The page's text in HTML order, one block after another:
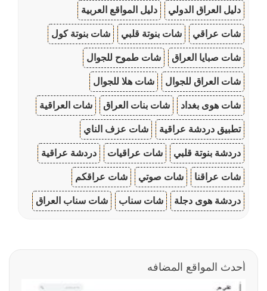
دليل العراق الدولي دليل المواقع العربية
شات عراقي شات بنوتة قلبي شات بنوتة كول
شات صبايا العراق شات طموح للجوال
شات العراق للجوال شات هلا للجوال
شات هوى بغداد شات بنات العراق شات العراقية
تطبيق دردشة عراقية شات عزف الناي
دردشة بنوتة قلبي شات عراقيات دردشة عراقية
شات عراقنا شات صوتي شات عراقكم
دردشة هوى دجلة شات سناب شات سناب العراق
أحدث المواقع المضافه